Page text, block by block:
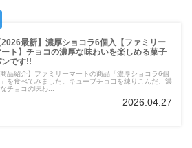
2026最新】濃厚ショコラ6個入【ファミリー
ート】チョコの濃厚な味わいを楽しめる菓子
です!!
商品紹介】ファミリーマートの商品「濃厚ショコラ6個
」を食べてみました。キューブチョコを練りこんだ、濃
チョコの味わ...
2026.04.27